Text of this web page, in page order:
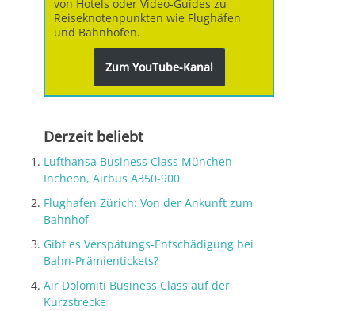
von Hotels oder Video-Guides zu
Reiseknotenpunkten wie Flughäfen
und Bahnhöfen.
Zum YouTube-Kanal
Derzeit beliebt
Lufthansa Business Class München-
Incheon, Airbus A350-900
Flughafen Zürich: Von der Ankunft zum
Bahnhof
Gibt es Verspätungs-Entschädigung bei
Bahn-Prämientickets?
Air Dolomiti Business Class auf der
Kurzstrecke